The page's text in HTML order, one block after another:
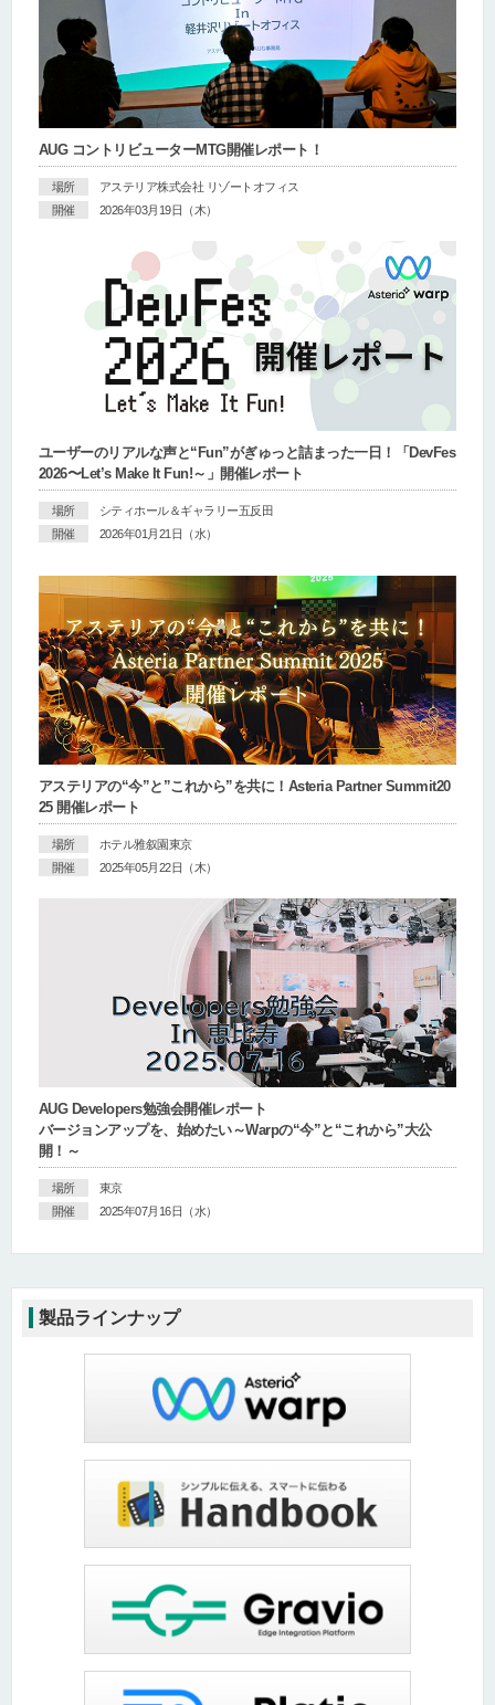
AUG コントリビューターMTG開催レポート！
場所
アステリア株式会社 リゾートオフィス
開催
2026年03月19日（木）
ユーザーのリアルな声と“Fun”がぎゅっと詰まった一日！「DevFes
2026〜Let’s Make It Fun!～」開催レポート
場所
シティホール＆ギャラリー五反田
開催
2026年01月21日（水）
アステリアの“今”と”これから”を共に！Asteria Partner Summit20
25 開催レポート
場所
ホテル雅叙園東京
開催
2025年05月22日（木）
AUG Developers勉強会開催レポート
バージョンアップを、始めたい～Warpの“今”と“これから”大公
開！～
場所
東京
開催
2025年07月16日（水）
製品ラインナップ